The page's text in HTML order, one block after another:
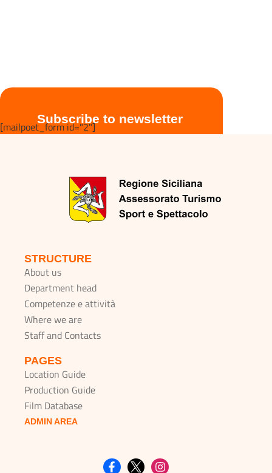
Subscribe to newsletter
[mailpoet_form id="2"]
STRUCTURE
About us
Department head
Competenze e attività
Where we are
Staff and Contacts
PAGES
Location Guide
Production Guide
Film Database
ADMIN AREA